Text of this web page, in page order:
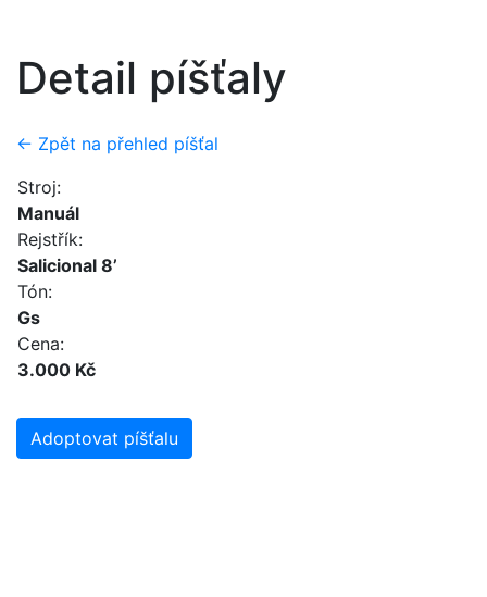
Detail píšťaly
← Zpět na přehled píšťal
Stroj:
Manuál
Rejstřík:
Salicional 8’
Tón:
Gs
Cena:
3.000 Kč
Adoptovat píšťalu